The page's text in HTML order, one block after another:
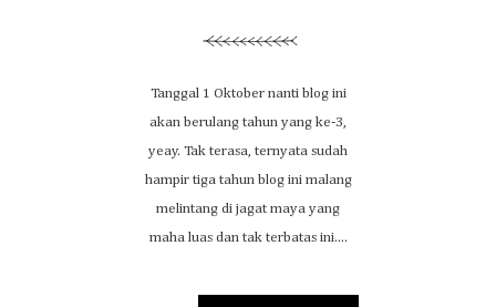
Tanggal 1 Oktober nanti blog ini
akan berulang tahun yang ke-3,
yeay. Tak terasa, ternyata sudah
hampir tiga tahun blog ini malang
melintang di jagat maya yang
maha luas dan tak terbatas ini....